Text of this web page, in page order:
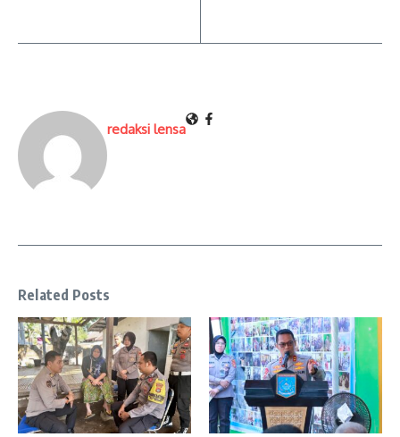
redaksi lensa
Related Posts